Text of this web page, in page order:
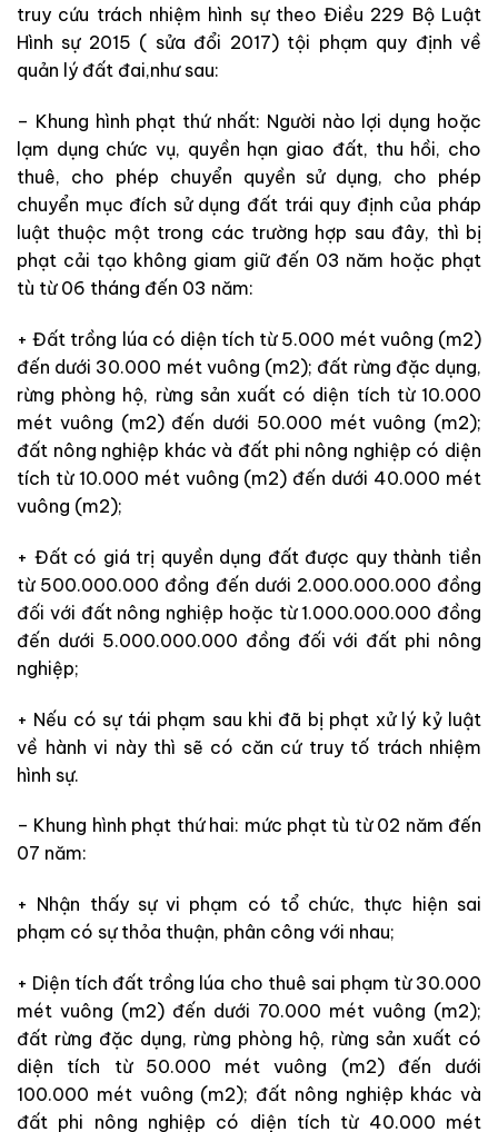
truy cứu trách nhiệm hình sự theo Điều 229 Bộ Luật
Hình sự 2015 ( sửa đổi 2017) tội phạm quy định về
quản lý đất đai,như sau:
– Khung hình phạt thứ nhất: Người nào lợi dụng hoặc
lạm dụng chức vụ, quyền hạn giao đất, thu hồi, cho
thuê, cho phép chuyển quyền sử dụng, cho phép
chuyển mục đích sử dụng đất trái quy định của pháp
luật thuộc một trong các trường hợp sau đây, thì bị
phạt cải tạo không giam giữ đến 03 năm hoặc phạt
tù từ 06 tháng đến 03 năm:
+ Đất trồng lúa có diện tích từ 5.000 mét vuông (m2)
đến dưới 30.000 mét vuông (m2); đất rừng đặc dụng,
rừng phòng hộ, rừng sản xuất có diện tích từ 10.000
mét vuông (m2) đến dưới 50.000 mét vuông (m2);
đất nông nghiệp khác và đất phi nông nghiệp có diện
tích từ 10.000 mét vuông (m2) đến dưới 40.000 mét
vuông (m2);
+ Đất có giá trị quyền dụng đất được quy thành tiền
từ 500.000.000 đồng đến dưới 2.000.000.000 đồng
đối với đất nông nghiệp hoặc từ 1.000.000.000 đồng
đến dưới 5.000.000.000 đồng đối với đất phi nông
nghiệp;
+ Nếu có sự tái phạm sau khi đã bị phạt xử lý kỷ luật
về hành vi này thì sẽ có căn cứ truy tố trách nhiệm
hình sự.
– Khung hình phạt thứ hai: mức phạt tù từ 02 năm đến
07 năm:
+ Nhận thấy sự vi phạm có tổ chức, thực hiện sai
phạm có sự thỏa thuận, phân công với nhau;
+ Diện tích đất trồng lúa cho thuê sai phạm từ 30.000
mét vuông (m2) đến dưới 70.000 mét vuông (m2);
đất rừng đặc dụng, rừng phòng hộ, rừng sản xuất có
diện tích từ 50.000 mét vuông (m2) đến dưới
100.000 mét vuông (m2); đất nông nghiệp khác và
đất phi nông nghiệp có diện tích từ 40.000 mét